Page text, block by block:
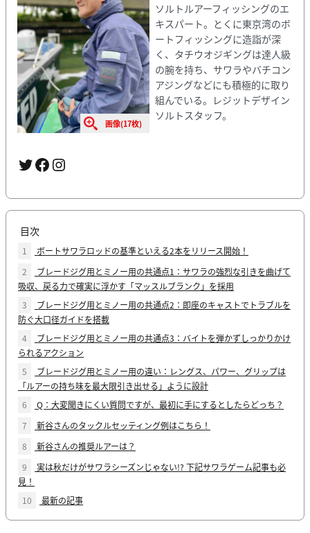
画像(17枚)
ソルトルアーフィッシングのエ
キスパート。とくに東京湾のボ
ートフィッシングに造詣が深
く、タチウオジギングは達人級
の腕を持ち、サワラやバチコン
アジングなどにも積極的に取り
組んでいる。レジットデザイン
ソルトスタッフ。
Twitter
Facebook
Instagram
目次
1
ボートサワラロッドの基準といえる2本をリリース開始！
2
ブレードジグ用とミノー用の共通点1：サワラの強烈な引きを曲げて
吸収、戻る力で確実に浮かす「マッスルブランク」を採用
3
ブレードジグ用とミノー用の共通点2：即座のキャストでトラブルを
防ぐ大口径ガイドを搭載
4
ブレードジグ用とミノー用の共通点3：バイトを弾かずしっかりかけ
られるアクション
5
ブレードジグ用とミノー用の違い：レングス、パワー、グリップは
「ルアーの持ち味を最大限引き出せる」ように設計
6
Q：大変聞きにくい質問ですが、最初に手にするとしたらどっち？
7
新谷さんのタックルセッティング例はこちら！
8
新谷さんの推奨ルアーは？
9
実は秋だけがサワラシーズンじゃない!? 下記サワラゲーム記事も必
見！
10
最新の記事